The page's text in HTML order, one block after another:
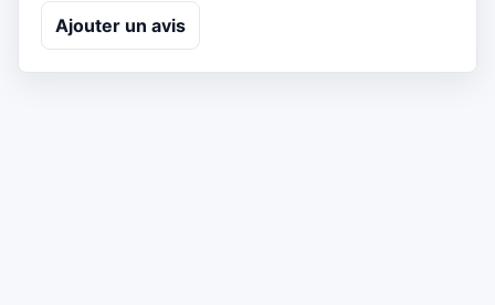
Ajouter un avis